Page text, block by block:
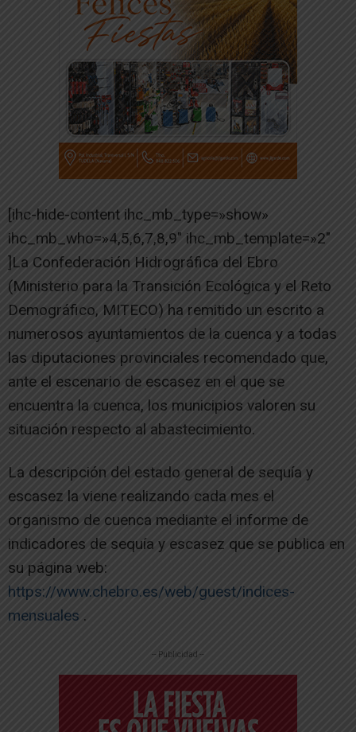
[ihc-hide-content ihc_mb_type=»show»
ihc_mb_who=»4,5,6,7,8,9″ ihc_mb_template=»2″
]La Confederación Hidrográfica del Ebro
(Ministerio para la Transición Ecológica y el Reto
Demográfico, MITECO) ha remitido un escrito a
numerosos ayuntamientos de la cuenca y a todas
las diputaciones provinciales recomendado que,
ante el escenario de escasez en el que se
encuentra la cuenca, los municipios valoren su
situación respecto al abastecimiento.
La descripción del estado general de sequía y
escasez la viene realizando cada mes el
organismo de cuenca mediante el informe de
indicadores de sequía y escasez que se publica en
su página web:
https://www.chebro.es/web/guest/indices-
mensuales .
-- Publicidad --